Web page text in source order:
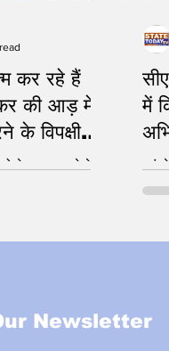
कर रहे हैं
की आड़ में
के विपक्षी
को बेनकाब करने के
में
Newsletter